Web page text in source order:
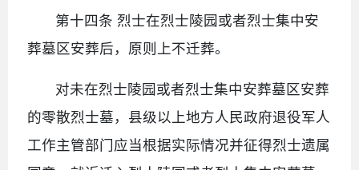
第十四条 烈士在烈士陵园或者烈士集中安
葬墓区安葬后，原则上不迁葬。
对未在烈士陵园或者烈士集中安葬墓区安葬
的零散烈士墓，县级以上地方人民政府退役军人
工作主管部门应当根据实际情况并征得烈士遗属